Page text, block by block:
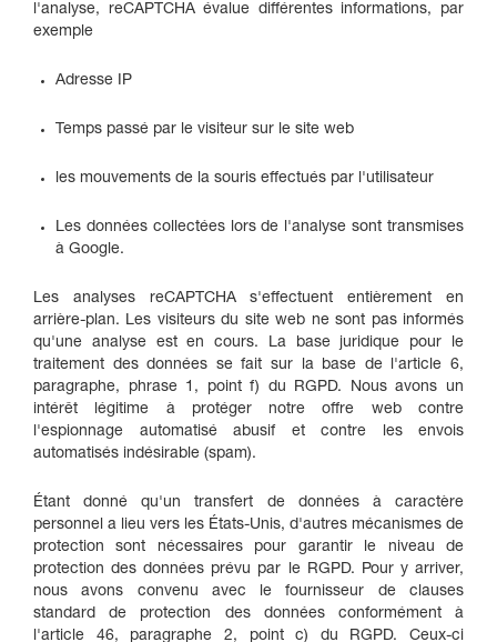
l'analyse, reCAPTCHA évalue différentes informations, par
exemple
Adresse IP
Temps passé par le visiteur sur le site web
les mouvements de la souris effectués par l'utilisateur
Les données collectées lors de l'analyse sont transmises
à Google.
Les analyses reCAPTCHA s'effectuent entièrement en
arrière-plan. Les visiteurs du site web ne sont pas informés
qu'une analyse est en cours. La base juridique pour le
traitement des données se fait sur la base de l'article 6,
paragraphe, phrase 1, point f) du RGPD. Nous avons un
intérêt légitime à protéger notre offre web contre
l'espionnage automatisé abusif et contre les envois
automatisés indésirable (spam).
Étant donné qu'un transfert de données à caractère
personnel a lieu vers les États-Unis, d'autres mécanismes de
protection sont nécessaires pour garantir le niveau de
protection des données prévu par le RGPD. Pour y arriver,
nous avons convenu avec le fournisseur de clauses
standard de protection des données conformément à
l'article 46, paragraphe 2, point c) du RGPD. Ceux-ci